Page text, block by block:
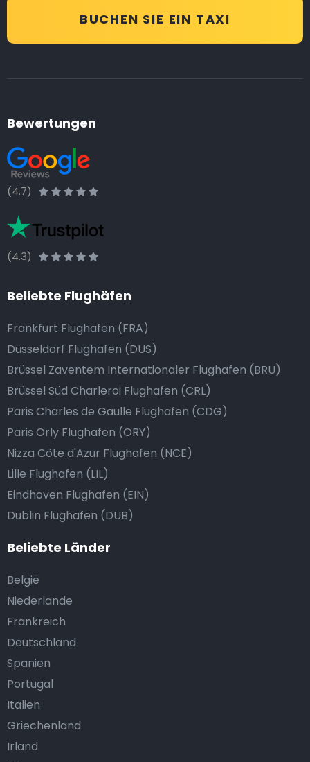
BUCHEN SIE EIN TAXI
Bewertungen
(4.7)
(4.3)
Beliebte Flughäfen
Frankfurt Flughafen (FRA)
Düsseldorf Flughafen (DUS)
Brüssel Zaventem Internationaler Flughafen (BRU)
Brüssel Süd Charleroi Flughafen (CRL)
Paris Charles de Gaulle Flughafen (CDG)
Paris Orly Flughafen (ORY)
Nizza Côte d'Azur Flughafen (NCE)
Lille Flughafen (LIL)
Eindhoven Flughafen (EIN)
Dublin Flughafen (DUB)
Beliebte Länder
België
Niederlande
Frankreich
Deutschland
Spanien
Portugal
Italien
Griechenland
Irland